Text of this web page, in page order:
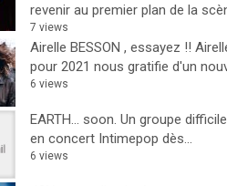
revenir au premier plan de la
7 views
Airelle BESSON , essayez !!
pour 2021 nous gratifie d'un
6 views
EARTH… soon. Un groupe
en concert Intimepop dès...
6 views